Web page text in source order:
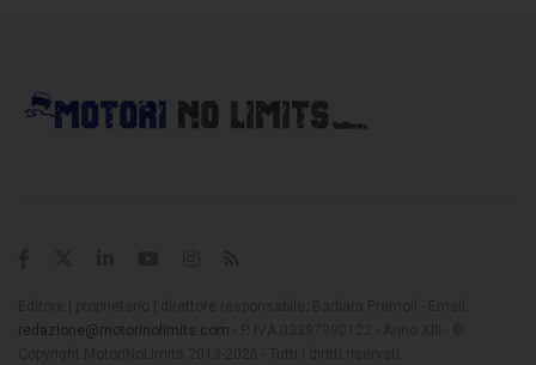
redazione@motorinolimits.com